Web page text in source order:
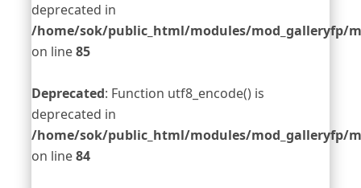
deprecated in
/home/sok/public_html/modules/mod_galleryfp/
on line85
Deprecated: Function utf8_encode() is
deprecated in
/home/sok/public_html/modules/mod_galleryfp/
on line84